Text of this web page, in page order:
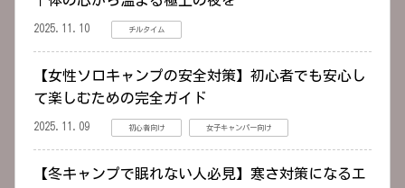
2025.11.10 チルタイム
【女性ソロキャンプの安全対策】初心者でも安心し
て楽しむための完全ガイド
2025.11.09 初心者向け 女子キャンパー向け
【冬キャンプで眠れない人必見】寒さ対策になるエ